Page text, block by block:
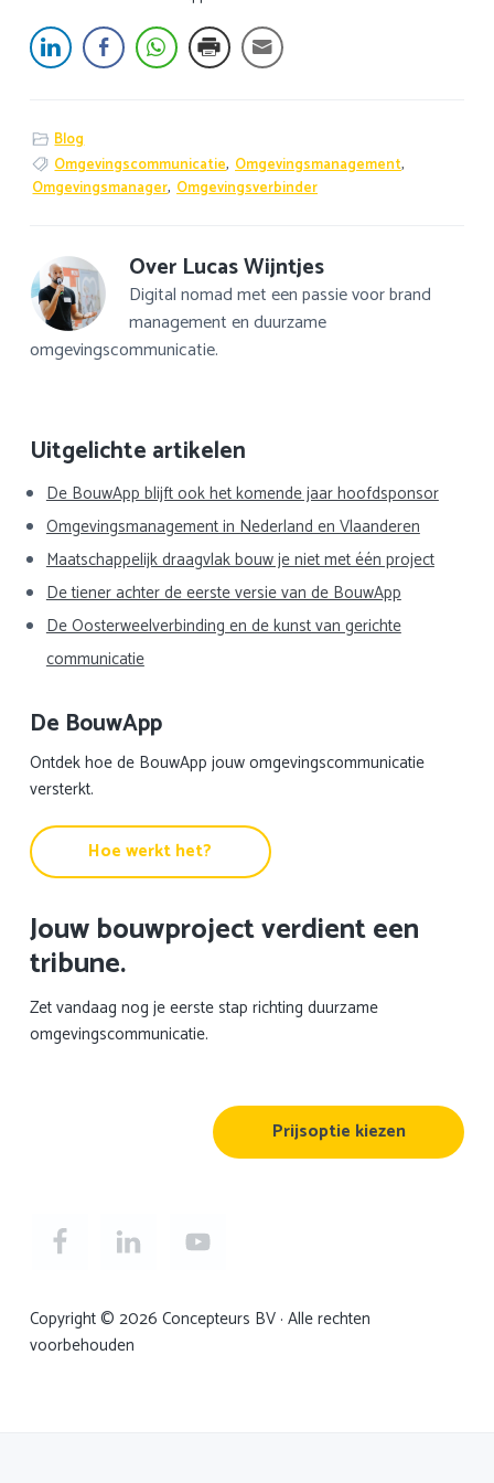
Blog
Omgevingscommunicatie, Omgevingsmanagement,
Omgevingsmanager, Omgevingsverbinder
Over Lucas Wijntjes
Digital nomad met een passie voor brand
management en duurzame
omgevingscommunicatie.
Primaire
Sidebar
Uitgelichte artikelen
De BouwApp blijft ook het komende jaar hoofdsponsor
Omgevingsmanagement in Nederland en Vlaanderen
Maatschappelijk draagvlak bouw je niet met één project
De tiener achter de eerste versie van de BouwApp
De Oosterweelverbinding en de kunst van gerichte
communicatie
De BouwApp
Ontdek hoe de BouwApp jouw omgevingscommunicatie
versterkt.
Hoe werkt het?
Jouw bouwproject verdient een
tribune.
Zet vandaag nog je eerste stap richting duurzame
omgevingscommunicatie.
Prijsoptie kiezen
Copyright © 2026 Concepteurs BV · Alle rechten
voorbehouden